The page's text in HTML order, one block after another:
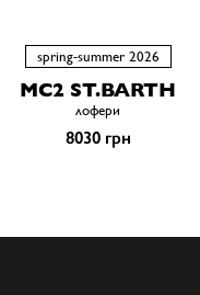
spring-summer 2026
MC2 ST.BARTH
лофери
8030 грн